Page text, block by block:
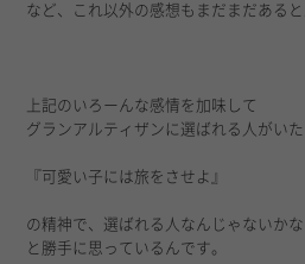
など、これ以外の感想もまだまだあると
上記のいろーんな感情を加味して
グランアルティザンに選ばれる人がい
『可愛い子には旅をさせよ』
の精神で、選ばれる人なんじゃないかな
と勝手に思っているんです。